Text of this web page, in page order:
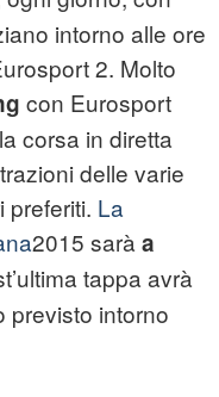
intorno alle ore
2. Molto
con Eurosport
corsa in diretta
delle varie
preferiti. La
2015 sarà a
tappa avrà
previsto intorno